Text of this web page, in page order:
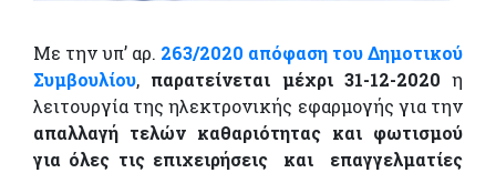
Με την υπ’ αρ. 263/2020 απόφαση του Δημοτικού
Συμβουλίου, παρατείνεται μέχρι 31-12-2020 η
λειτουργία της ηλεκτρονικής εφαρμογής για την
απαλλαγή τελών καθαριότητας και φωτισμού
για όλες τις επιχειρήσεις και επαγγελματίες